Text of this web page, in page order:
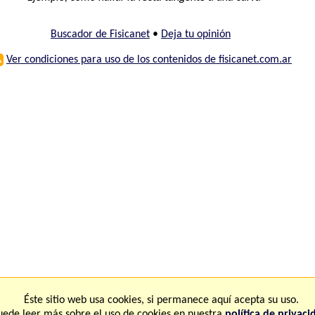
Buscador de Fisicanet• Deja tu opinión
Ver condiciones para uso de los contenidos de fisicanet.com.ar
FAQ
Éste sitio web usa cookies, si permanece aquí acepta su uso.